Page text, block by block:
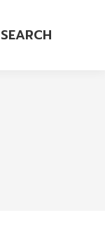
SEARCH